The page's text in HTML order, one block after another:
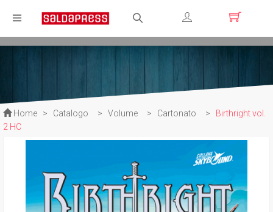
Registrati
Home > Catalogo > Volume > Cartonato >
Birthright vol.
2 HC